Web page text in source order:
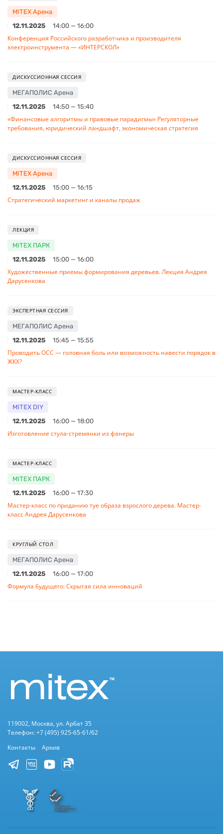
MITEX Арена
12.11.2025
14:00 — 16:00
Конференция Российского разработчика и производителя
электроинструмента — «ИНТЕРСКОЛ»
ДИСКУССИОННАЯ СЕССИЯ
МЕГАПОЛИС Арена
12.11.2025
14:50 — 15:40
«Финансовые алгоритмы и правовые парадигмы» Регуляторные
требования, юридический ландшафт, экономическая стратегия
ДИСКУССИОННАЯ СЕССИЯ
MITEX Арена
12.11.2025
15:00 — 16:15
Стратегический маркетинг и каналы продаж
ЛЕКЦИЯ
MITEX ПАРК
12.11.2025
15:00 — 16:00
Художественные приемы формирования деревьев. Лекция Андрея
Дарусенкова
ЭКСПЕРТНАЯ СЕССИЯ
МЕГАПОЛИС Арена
12.11.2025
15:45 — 15:55
Проводить ОСС — головная боль или возможность навести порядок в
ЖКХ?
МАСТЕР-КЛАСС
MITEX DIY
12.11.2025
16:00 — 18:00
Изготовление стула-стремянки из фанеры
МАСТЕР-КЛАСС
MITEX ПАРК
12.11.2025
16:00 — 17:30
Мастер-класс по приданию туе образа взрослого дерева. Мастер-
класс Андрея Дарусенкова
КРУГЛЫЙ СТОЛ
МЕГАПОЛИС Арена
12.11.2025
16:00 — 17:00
Формула будущего: Скрытая сила инноваций
119002, Москва, ул. Арбат 35
Телефон: +7 (495) 925-65-61/62
Контакты
Архив